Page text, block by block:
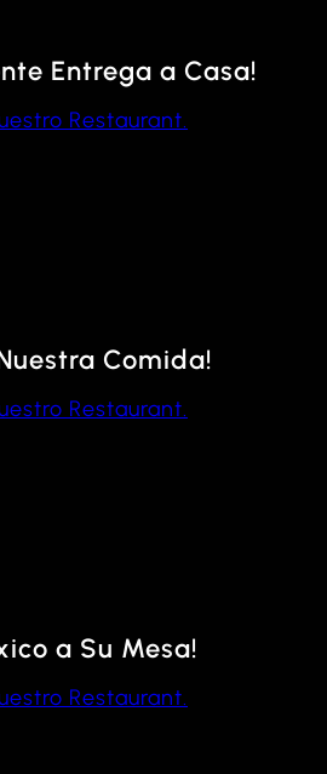
Entrega a Casa!
Restaurant.
Comida!
Restaurant.
a Su Mesa!
Restaurant.